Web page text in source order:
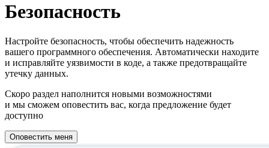
Безопасность
Настройте безопасность, чтобы обеспечить надежность
вашего программного обеспечения. Автоматически находите
и исправляйте уязвимости в коде, а также предотвращайте
утечку данных.
Скоро раздел наполнится новыми возможностями
и мы сможем оповестить вас, когда предложение будет
доступно
Оповестить меня